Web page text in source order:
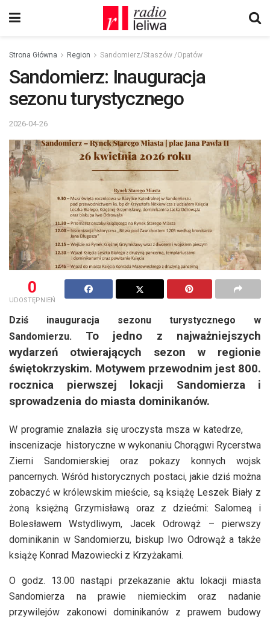
Strona Główna Region Sandomierz/Staszów /Opatów
Sandomierz: Inauguracja
sezonu turystycznego
2026-04-26
0
UDOSTĘPNIEŃ
Dziś inauguracja sezonu turystycznego w
Sandomierzu. To jedno z najważniejszych
wydarzeń otwierających sezon w regionie
świętokrzyskim. Motywem przewodnim jest 800.
rocznica pierwszej lokacji Sandomierza i
sprowadzenia do miasta dominikanów.
W programie znalazła się uroczysta msza w katedrze,
inscenizacje historyczne w wykonaniu Chorągwi Rycerstwa
Ziemi Sandomierskiej oraz pokazy konnych wojsk
pancernych. Wśród historycznych postaci, jakie dziś można
zobaczyć w królewskim mieście, są książę Leszek Biały z
żoną księżną Grzymisławą oraz z dziećmi: Salomeą i
Bolesławem Wstydliwym, Jacek Odrowąż – pierwszy
dominikanin w Sandomierzu, biskup Iwo Odrowąż a także
książę Konrad Mazowiecki z Krzyżakami.
O godz. 13.00 nastąpi przekazanie aktu lokacji miasta
Sandomierza na prawie niemieckim oraz nadanie
przywilejów zakonowi dominikanów z prawem budowy